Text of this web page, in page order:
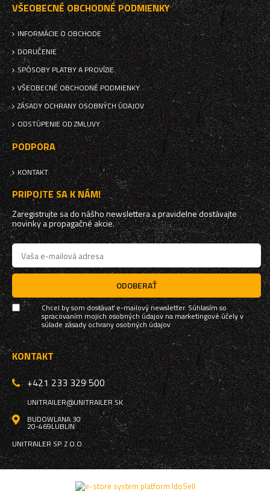
VŠEOBECNÉ OBCHODNÉ PODMIENKY
INFORMÁCIE O OBCHODE
DORUČENIE
SPÔSOBY PLATBY A PROVÍZIE
VŠEOBECNÉ OBCHODNÉ PODMIENKY
ZÁSADY OCHRANY OSOBNÝCH ÚDAJOV
ODSTÚPENIE OD ZMLUVY
PODPORA
KONTAKT
PRIPOJTE SA K NÁM!
Zaregistrujte sa do nášho newslettera a pravidelne dostávajte
novinky a propagačné akcie.
ODOBERAŤ
Chcel by som dostávať e-mailový newsletter. Súhlasím so
spracovaním mojich osobných údajov na marketingové účely v
súladezásady ochrany osobných údajov
KONTAKT
+421 233 329 500
UNITRAILER@UNITRAILER.SK
BUDOWLANA 30
20-469LUBLIN
UNITRAILER SP. Z O.O.